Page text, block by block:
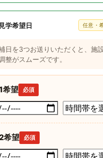
見学希望日 任意・
日を3つお送りいただくと、施
整がスムーズです。
希望 必須
希望 必須